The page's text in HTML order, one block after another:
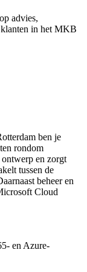
advies,
in het MKB
ben je
rondom
ontwerp en zorgt
tussen de
beheer en
Cloud
en Azure-